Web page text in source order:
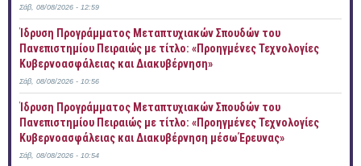
Σάβ, 08/08/2026 - 12:59
Ίδρυση Προγράμματος Μεταπτυχιακών Σπουδών του
Πανεπιστημίου Πειραιώς με τίτλο: «Προηγμένες Τεχνολογίες
Κυβερνοασφάλειας και Διακυβέρνηση»
Σάβ, 08/08/2026 - 10:56
Ίδρυση Προγράμματος Μεταπτυχιακών Σπουδών του
Πανεπιστημίου Πειραιώς με τίτλο: «Προηγμένες Τεχνολογίες
Κυβερνοασφάλειας και Διακυβέρνηση μέσω Έρευνας»
Σάβ, 08/08/2026 - 10:54